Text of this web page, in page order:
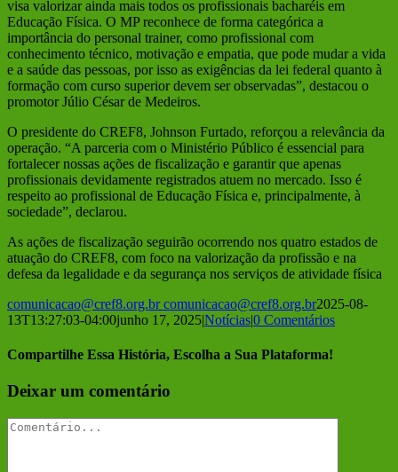
visa valorizar ainda mais todos os profissionais bacharéis em
Educação Física. O MP reconhece de forma categórica a
importância do personal trainer, como profissional com
conhecimento técnico, motivação e empatia, que pode mudar a vida
e a saúde das pessoas, por isso as exigências da lei federal quanto à
formação com curso superior devem ser observadas”, destacou o
promotor Júlio César de Medeiros.
O presidente do CREF8, Johnson Furtado, reforçou a relevância da
operação. “A parceria com o Ministério Público é essencial para
fortalecer nossas ações de fiscalização e garantir que apenas
profissionais devidamente registrados atuem no mercado. Isso é
respeito ao profissional de Educação Física e, principalmente, à
sociedade”, declarou.
As ações de fiscalização seguirão ocorrendo nos quatro estados de
atuação do CREF8, com foco na valorização da profissão e na
defesa da legalidade e da segurança nos serviços de atividade física
comunicacao@cref8.org.br comunicacao@cref8.org.br2025-08-
13T13:27:03-04:00junho 17, 2025|Notícias|0 Comentários
Compartilhe Essa História, Escolha a Sua Plataforma!
Facebook
Twitter
Reddit
LinkedIn
Tumblr
Pinterest
Vk
E-
Deixar um comentário
Comentário